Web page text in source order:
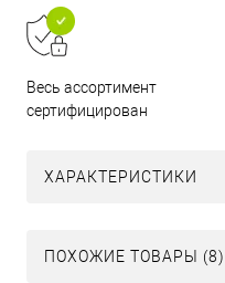
Весь ассортимент
сертифицирован
ХАРАКТЕРИСТИКИ
ПОХОЖИЕ ТОВАРЫ (8)